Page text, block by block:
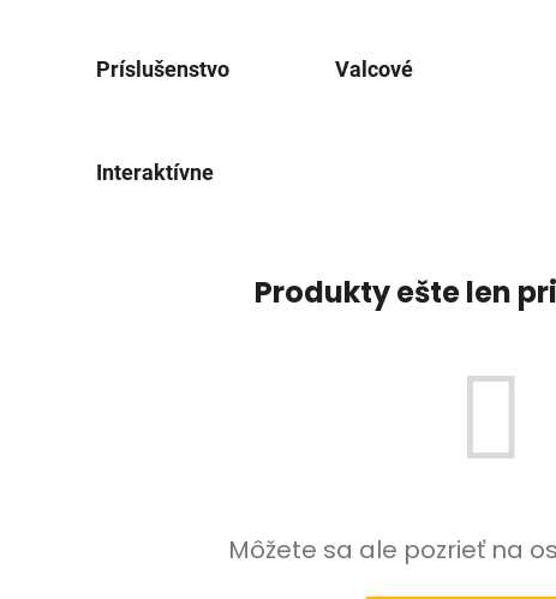
Príslušenstvo Valcové
Interaktívne
Produkty ešte len
Môžete sa ale pozrieť na